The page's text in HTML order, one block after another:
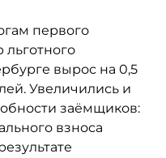
первого
вырос на 0,5
Увеличились и
заёмщиков:
взноса